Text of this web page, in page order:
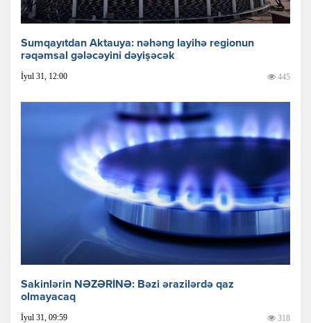
Sumqayıtdan Aktauya: nəhəng layihə regionun
rəqəmsal gələcəyini dəyişəcək
İyul 31, 12:00 445
Sakinlərin NƏZƏRİNƏ: Bəzi ərazilərdə qaz
olmayacaq
İyul 31, 09:59 318